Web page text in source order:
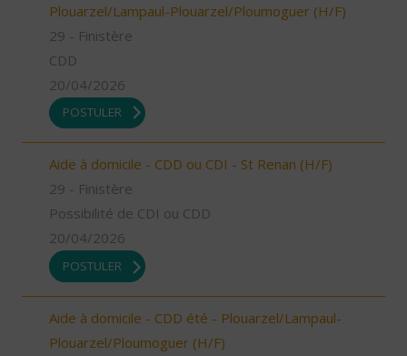
Plouarzel/Lampaul-Plouarzel/Ploumoguer (H/F)
29 - Finistère
CDD
20/04/2026
POSTULER
Aide à domicile - CDD ou CDI - St Renan (H/F)
29 - Finistère
Possibilité de CDI ou CDD
20/04/2026
POSTULER
Aide à domicile - CDD été - Plouarzel/Lampaul-
Plouarzel/Ploumoguer (H/F)